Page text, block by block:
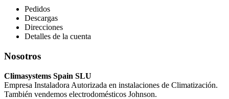
Pedidos
Descargas
Direcciones
Detalles de la cuenta
Nosotros
Climasystems Spain SLU
Empresa Instaladora Autorizada en instalaciones de Climatización.
También vendemos electrodomésticos Johnson.